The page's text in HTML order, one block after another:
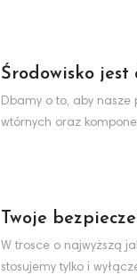
Środowisko
Dbamy o to, aby nasze
wtórnych oraz
Twoje
W trosce o najwyższą
stosujemy tylko i